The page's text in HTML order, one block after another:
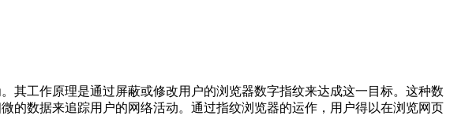
工作原理是通过屏蔽或修改用户的浏览器数字指纹来达成这一目标。这种数
的数据来追踪用户的网络活动。通过指纹浏览器的运作，用户得以在浏览网页